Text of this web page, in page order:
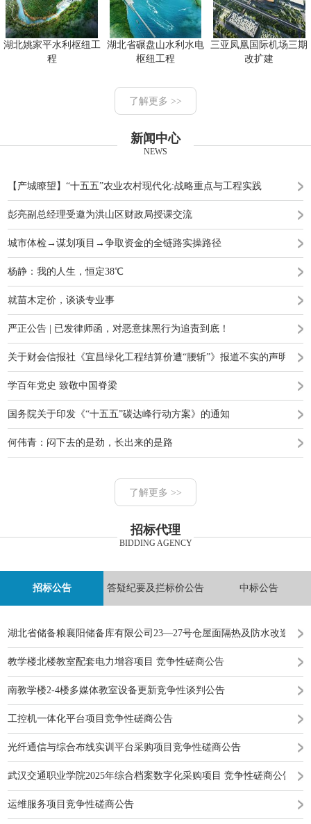
湖北姚家平水利枢纽工
程
湖北省碾盘山水利水电
枢纽工程
三亚凤凰国际机场三期
改扩建
了解更多 >>
新闻中心
NEWS
【产城瞭望】“十五五”农业农村现代化:战略重点与工程实践
彭亮副总经理受邀为洪山区财政局授课交流
城市体检→谋划项目→争取资金的全链路实操路径
杨静：我的人生，恒定38℃
就苗木定价，谈谈专业事
严正公告 | 已发律师函，对恶意抹黑行为追责到底！
关于财会信报社《宜昌绿化工程结算价遭“腰斩”》报道不实的声明
学百年党史 致敬中国脊梁
国务院关于印发《“十五五”碳达峰行动方案》的通知
何伟青：闷下去的是劲，长出来的是路
了解更多 >>
招标代理
BIDDING AGENCY
招标公告 答疑纪要及拦标价公告 中标公告
湖北省储备粮襄阳储备库有限公司23—27号仓屋面隔热及防水改造工
教学楼北楼教室配套电力增容项目 竞争性磋商公告
南教学楼2-4楼多媒体教室设备更新竞争性谈判公告
工控机一体化平台项目竞争性磋商公告
光纤通信与综合布线实训平台采购项目竞争性磋商公告
武汉交通职业学院2025年综合档案数字化采购项目 竞争性磋商公告
运维服务项目竞争性磋商公告